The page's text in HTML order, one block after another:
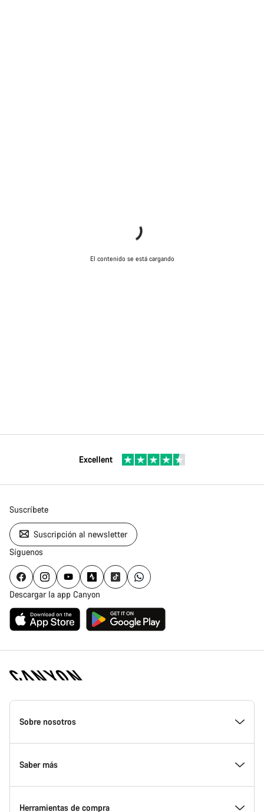
El contenido se está cargando
Excellent
Suscríbete
Suscripción al newsletter
Síguenos
Descargar la app Canyon
Canyon
Homepage
Sobre nosotros
Conoce Canyon
Innovación en Canyon
Saber más
Eventos
Herramientas de compra